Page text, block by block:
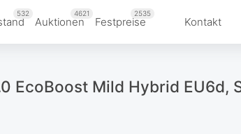
532
Auktionen
4621
Festpreise
2535
Kontakt
EcoBoost Mild Hybrid EU6d,